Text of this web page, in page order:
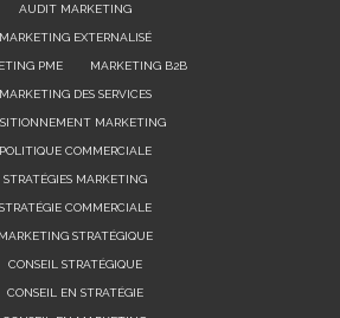
AUDIT MARKETING
MARKETING EXTERNALISÉ
PME MARKETING B2B
MARKETING DES SERVICES
MARKETING
POLITIQUE COMMERCIALE
STRATÉGIES MARKETING
STRATÉGIE COMMERCIALE
MARKETING STRATÉGIQUE
CONSEIL STRATÉGIQUE
CONSEIL EN STRATÉGIE